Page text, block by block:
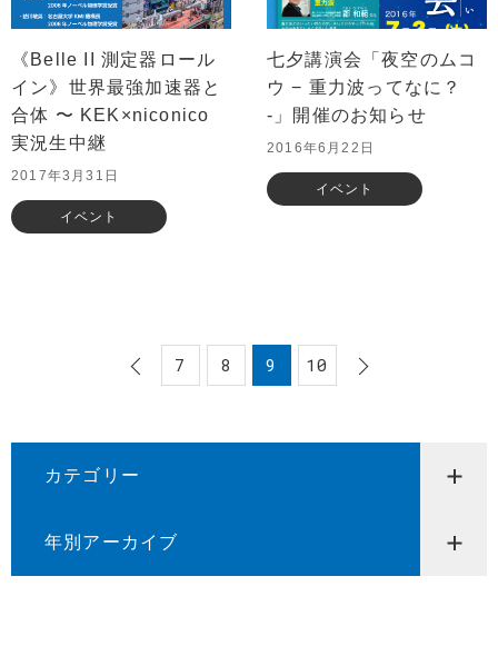
カテゴリー
年別アーカイブ
《Belle II 測定器ロール
イン》世界最強加速器と
合体 〜 KEK×niconico
実況生中継
2017年3月31日
イベント
七夕講演会「夜空のムコ
ウ − 重力波ってなに？
-」開催のお知らせ
2016年6月22日
イベント
7 8 9 10